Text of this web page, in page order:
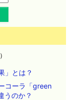
）
」とは？
コーラ「green
うのか？